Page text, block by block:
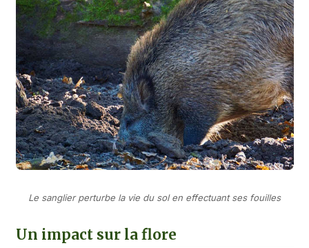
Le sanglier perturbe la vie du sol en effectuant ses fouilles
Un impact sur la flore